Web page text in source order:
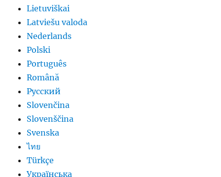
Lietuviškai
Latviešu valoda
Nederlands
Polski
Português
Română
Русский
Slovenčina
Slovenščina
Svenska
ไทย
Türkçe
Українська